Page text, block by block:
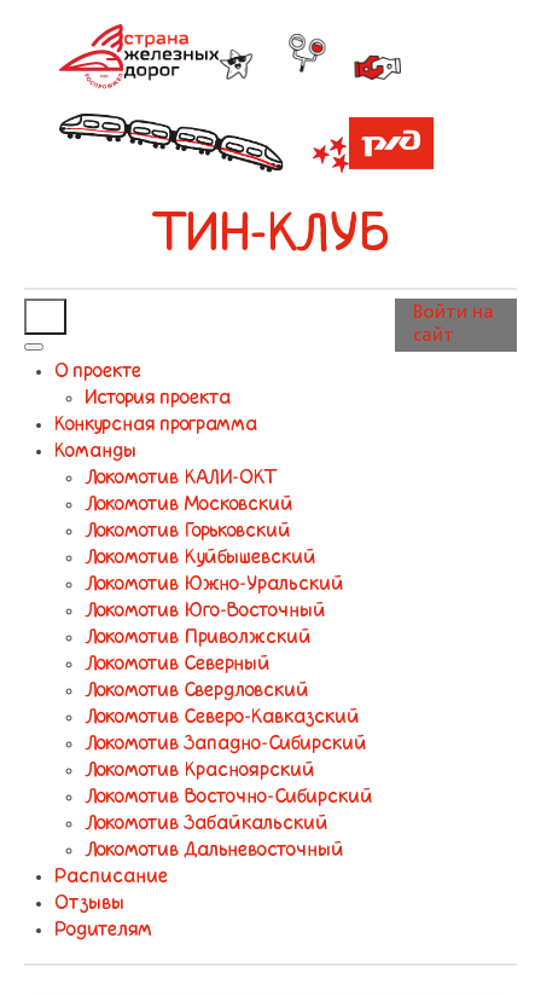
ТИН-КЛУБ
О проекте
История проекта
Конкурсная программа
Команды
Локомотив КАЛИ-ОКТ
Локомотив Московский
Локомотив Горьковский
Локомотив Куйбышевский
Локомотив Южно-Уральский
Локомотив Юго-Восточный
Локомотив Приволжский
Локомотив Северный
Локомотив Свердловский
Локомотив Северо-Кавказский
Локомотив Западно-Сибирский
Локомотив Красноярский
Локомотив Восточно-Сибирский
Локомотив Забайкальский
Локомотив Дальневосточный
Расписание
Отзывы
Родителям
Войти на
сайт